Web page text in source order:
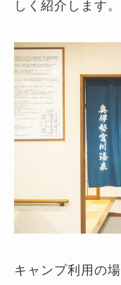
しく紹介します。
キャンプ利用の